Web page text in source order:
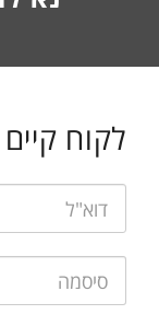
2160
px)
לקוח קיים
דוא"ל:
סיסמה: